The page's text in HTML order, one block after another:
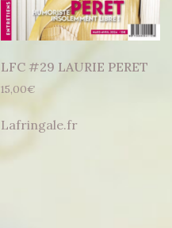
LFC #29 LAURIE PERET
15,00€
Lafringale.fr